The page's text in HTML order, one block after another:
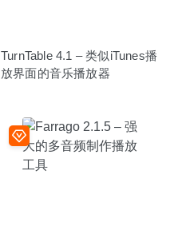
TurnTable 4.1 – 类似iTunes播
放界面的音乐播放器